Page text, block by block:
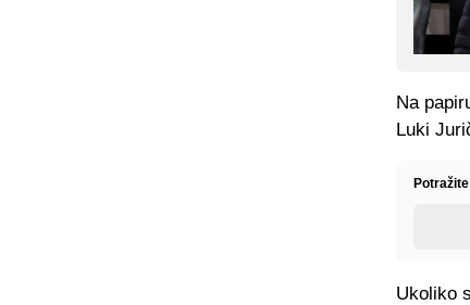
Na
Luki
Ukoliko